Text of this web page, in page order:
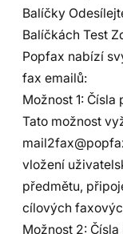
Balíčky
Balíčkách Test
Popfax nabízí
fax emailů:
Možnost 1:
Tato možnost
vložení
předmětu,
cílových
Možnost 2: